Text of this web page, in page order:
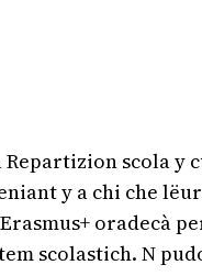
Repartizion scola y
y a chi che
Erasmus+ oradecà
scolastich. N